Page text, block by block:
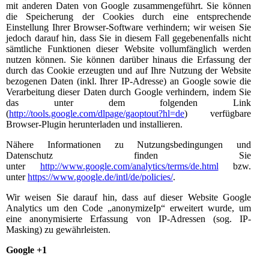
mit anderen Daten von Google zusammengeführt. Sie können
die Speicherung der Cookies durch eine entsprechende
Einstellung Ihrer Browser-Software verhindern; wir weisen Sie
jedoch darauf hin, dass Sie in diesem Fall gegebenenfalls nicht
sämtliche Funktionen dieser Website vollumfänglich werden
nutzen können. Sie können darüber hinaus die Erfassung der
durch das Cookie erzeugten und auf Ihre Nutzung der Website
bezogenen Daten (inkl. Ihrer IP-Adresse) an Google sowie die
Verarbeitung dieser Daten durch Google verhindern, indem Sie
das unter dem folgenden Link
(http://tools.google.com/dlpage/gaoptout?hl=de) verfügbare
Browser-Plugin herunterladen und installieren.
Nähere Informationen zu Nutzungsbedingungen und
Datenschutz finden Sie
unter http://www.google.com/analytics/terms/de.html bzw.
unterhttps://www.google.de/intl/de/policies/.
Wir weisen Sie darauf hin, dass auf dieser Website Google
Analytics um den Code „anonymizeIp“ erweitert wurde, um
eine anonymisierte Erfassung von IP-Adressen (sog. IP-
Masking) zu gewährleisten.
Google +1